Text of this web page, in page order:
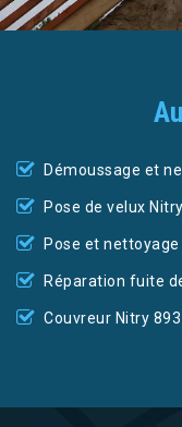
Démoussage et
Pose de velux
Pose et
Réparation fuite
Couvreur Nitry